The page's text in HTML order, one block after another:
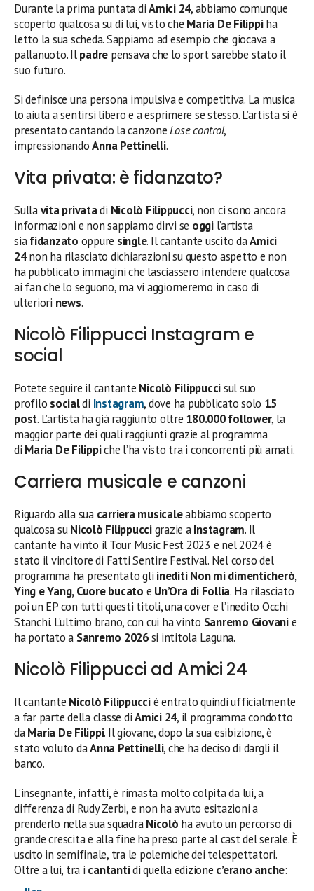
Durante la prima puntata diAmici 24, abbiamo comunque
scoperto qualcosa su di lui, visto che Maria De Filippiha
letto la sua scheda. Sappiamo ad esempio che giocava a
pallanuoto. Ilpadre pensava che lo sport sarebbe stato il
suo futuro.
Si definisce una persona impulsiva e competitiva. La musica
lo aiuta a sentirsi libero e a esprimere se stesso. L’artista si è
presentato cantando la canzoneLose control,
impressionandoAnna Pettinelli.
Vita privata: è fidanzato?
Sullavita privatadi Nicolò Filippucci, non ci sono ancora
informazioni e non sappiamo dirvi se oggi l’artista
siafidanzato oppure single. Il cantante uscito daAmici
24non ha rilasciato dichiarazioni su questo aspetto e non
ha pubblicato immagini che lasciassero intendere qualcosa
ai fan che lo seguono, ma vi aggiorneremo in caso di
ulteriori news.
Nicolò Filippucci Instagram e
social
Potete seguire il cantante Nicolò Filippuccisul suo
profilo socialdi Instagram, dove ha pubblicato solo 15
post. L’artista ha già raggiunto oltre 180.000 follower, la
maggior parte dei quali raggiunti grazie al programma
di Maria De Filippiche l’ha visto tra i concorrenti più amati.
Carriera musicale e canzoni
Riguardo alla sua carriera musicaleabbiamo scoperto
qualcosa suNicolò Filippuccigrazie aInstagram. Il
cantante ha vinto il Tour Music Fest 2023 e nel 2024 è
stato il vincitore di Fatti Sentire Festival. Nel corso del
programma ha presentato gli inediti Non mi dimenticherò,
Ying e Yang, Cuore bucato e Un’Ora di Follia. Ha rilasciato
poi un EP con tutti questi titoli, una cover e l’inedito Occhi
Stanchi. L’ultimo brano, con cui ha vinto Sanremo Giovanie
ha portato a Sanremo 2026si intitola Laguna.
Nicolò Filippucci ad Amici 24
Il cantante Nicolò Filippucciè entrato quindi ufficialmente
a far parte della classe diAmici 24, il programma condotto
daMaria De Filippi. Il giovane, dopo la sua esibizione, è
stato voluto daAnna Pettinelli, che ha deciso di dargli il
banco.
L’insegnante, infatti, è rimasta molto colpita da lui, a
differenza di Rudy Zerbi, e non ha avuto esitazioni a
prenderlo nella sua squadraNicolò ha avuto un percorso di
grande crescita e alla fine ha preso parte al cast del serale. È
uscito in semifinale, tra le polemiche dei telespettatori.
Oltre a lui, tra i cantantidi quella edizione c’erano anche: